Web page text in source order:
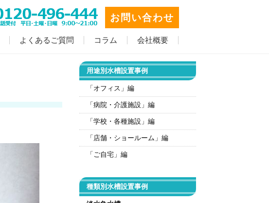
お問い合わせ
よくあるご質問 コラム 会社概要
用途別水槽設置事例
「オフィス」編
「病院・介護施設」編
「学校・各種施設」編
「店舗・ショールーム」編
「ご自宅」編
種類別水槽設置事例